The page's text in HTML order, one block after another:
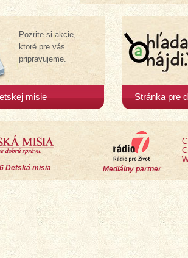
Pozrite si akcie,
ktoré pre vás
pripravujeme.
misie Stránka pre
Detská misia Mediálny partner